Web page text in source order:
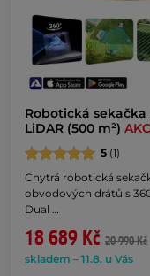
Robotická
LiDAR (500 m²)
5 (1)
Chytrá robotická
obvodových drátů s
Dual …
18 689 Kč 20 990 Kč
skladem – 11.8. u Vás